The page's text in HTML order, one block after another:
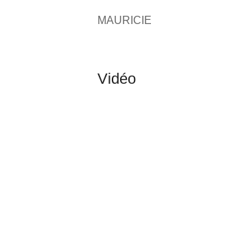
MAURICIE